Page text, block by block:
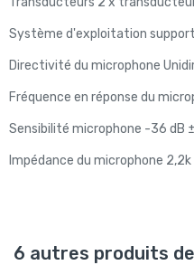
Système d'exploitation
Directivité du microphone
Fréquence en réponse du
Sensibilité microphone -36 dB
Impédance du microphone 2,2k
6 autres produits